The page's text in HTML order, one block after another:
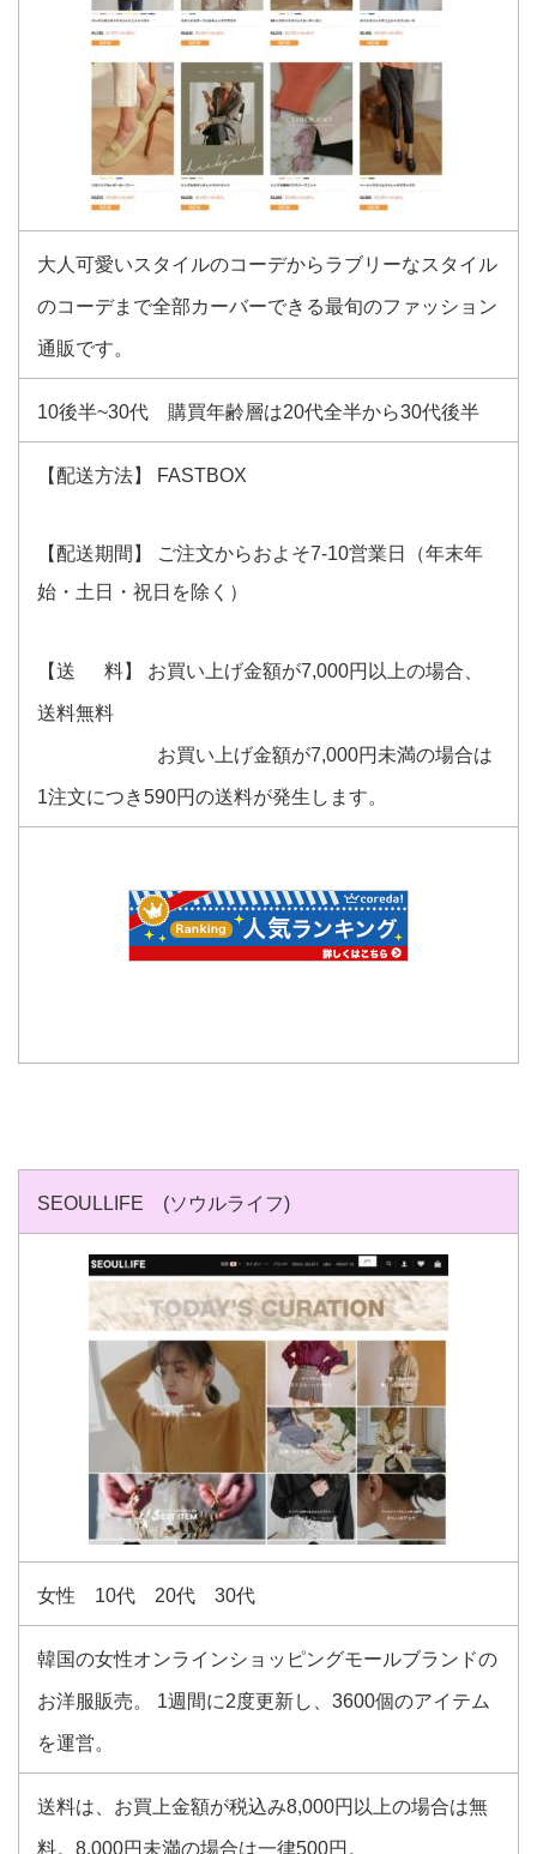
大人可愛いスタイルのコーデからラブリーなスタイル
のコーデまで全部カーバーできる最旬のファッション
通販です。
10後半~30代 購買年齢層は20代全半から30代後半
【配送方法】 FASTBOX
【配送期間】 ご注文からおよそ7-10営業日（年末年
始・土日・祝日を除く）
【送 料】 お買い上げ金額が7,000円以上の場合、
送料無料
お買い上げ金額が7,000円未満の場合は
1注文につき590円の送料が発生します。
SEOULLIFE (ソウルライフ)
女性 10代 20代 30代
韓国の女性オンラインショッピングモールブランドの
お洋服販売。 1週間に2度更新し、3600個のアイテム
を運営。
送料は、お買上金額が税込み8,000円以上の場合は無
料。8,000円未満の場合は一律500円。